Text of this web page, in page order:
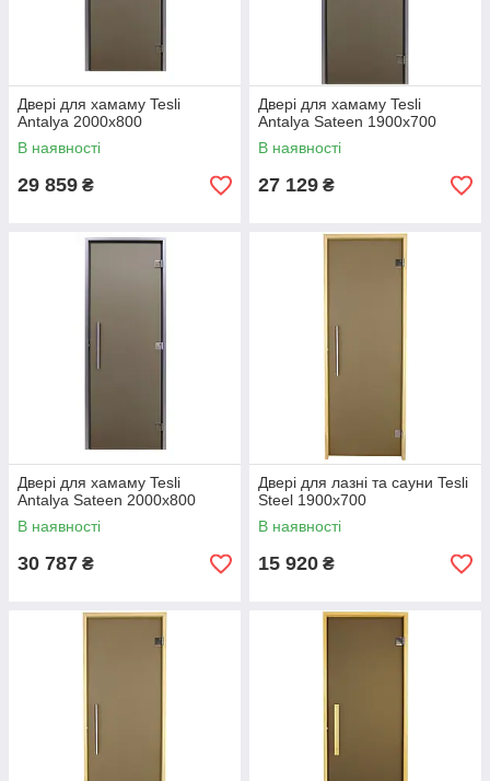
Двері для хамаму Tesli
Antalya 2000x800
В наявності
29 859 ₴
Двері для хамаму Tesli
Antalya Sateen 1900х700
В наявності
27 129 ₴
Двері для хамаму Tesli
Antalya Sateen 2000х800
В наявності
30 787 ₴
Двері для лазні та сауни Tesli
Steel 1900х700
В наявності
15 920 ₴